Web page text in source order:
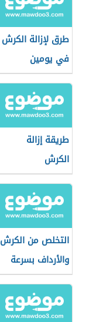
طرق لإزالة الكرش
في يومين
طريقة إزالة
الكرش
التخلص من الكرش
والأرداف بسرعة